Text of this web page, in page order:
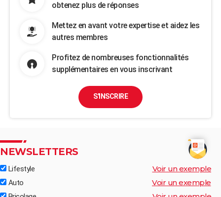
obtenez plus de réponses
Mettez en avant votre expertise et aidez les
autres membres
Profitez de nombreuses fonctionnalités
supplémentaires en vous inscrivant
S'INSCRIRE
NEWSLETTERS
Lifestyle Voir un exemple
Auto Voir un exemple